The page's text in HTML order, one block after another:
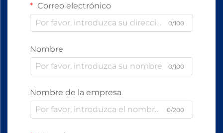
Correo electrónico
0/100
Nombre
0/100
Nombre de la empresa
0/200